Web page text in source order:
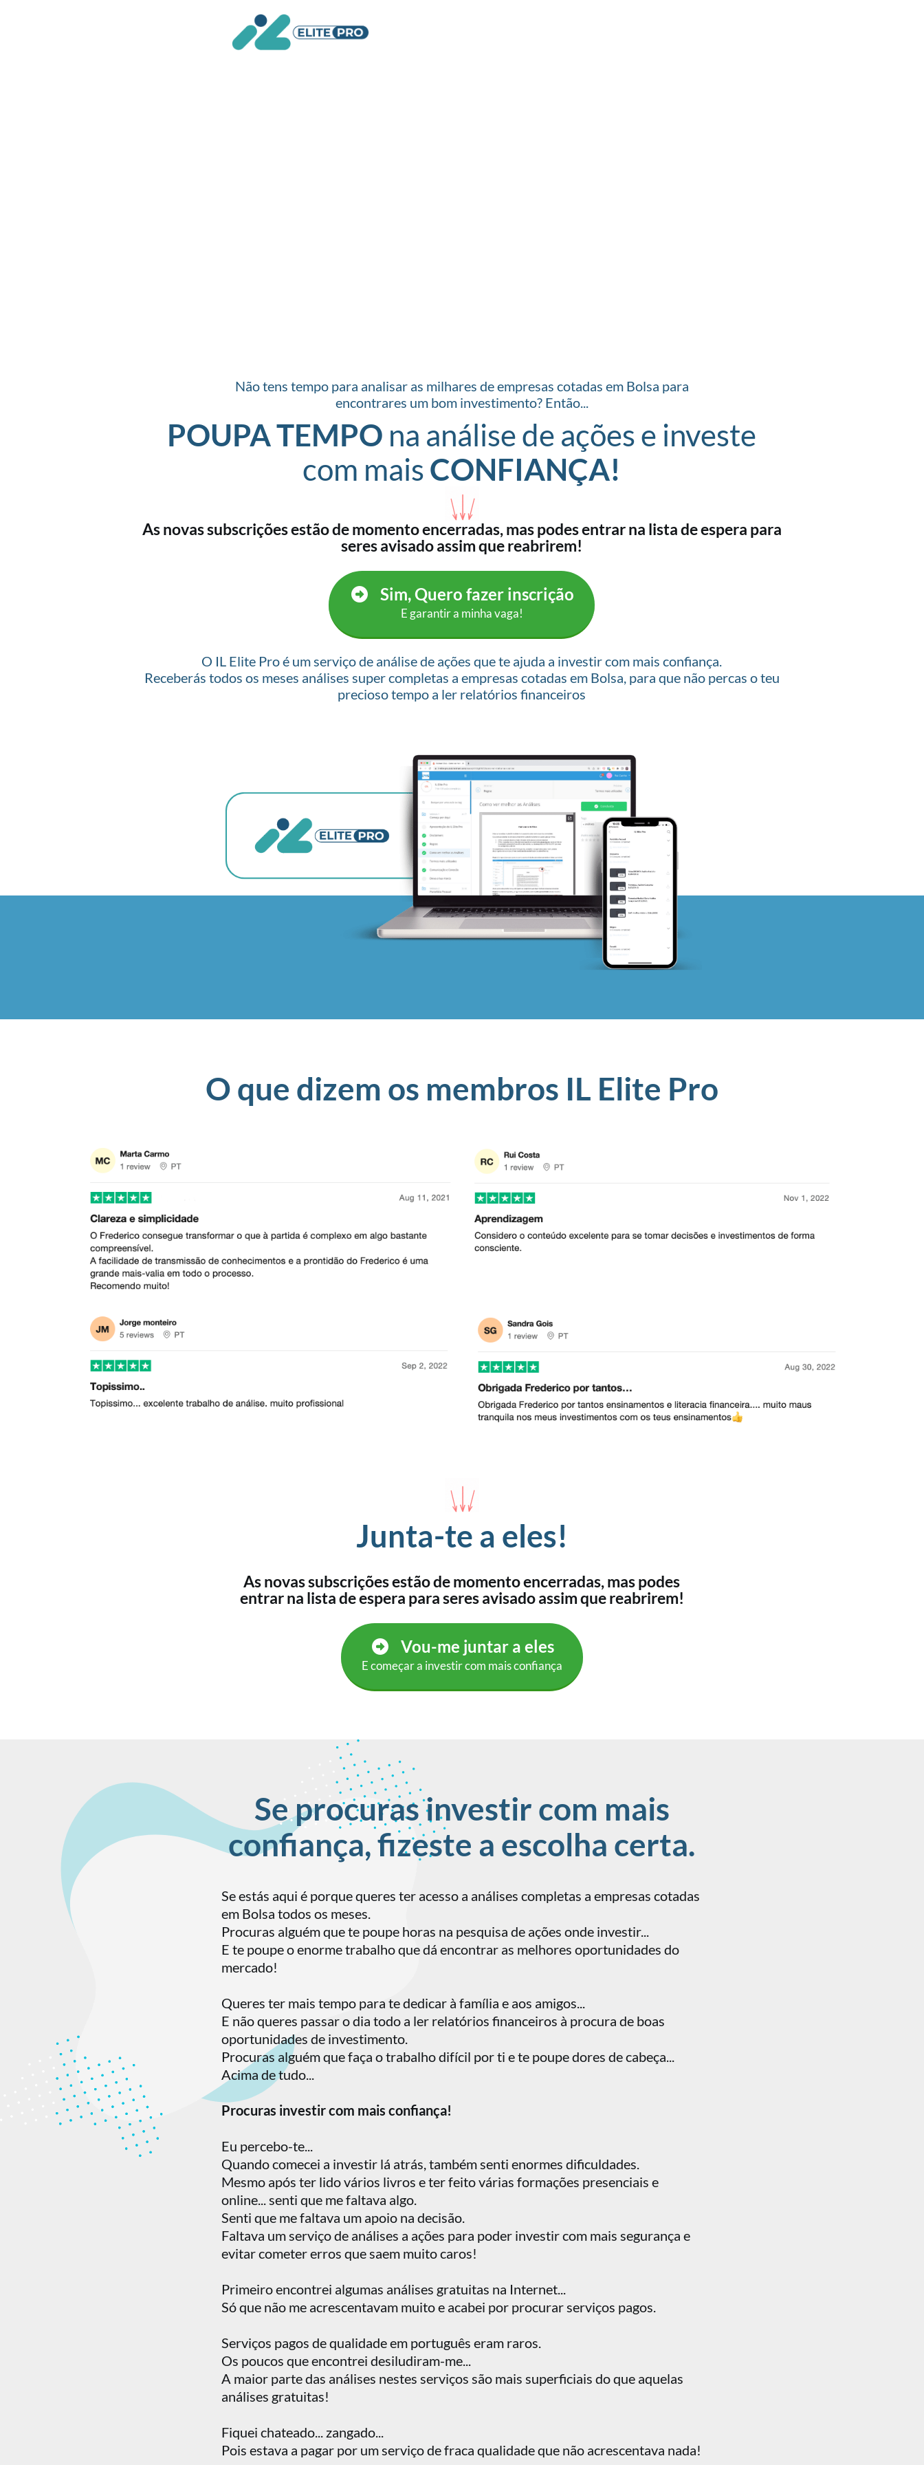
Não tens tempo para analisar as milhares de empresas cotadas em Bolsa para
encontrares um bom investimento? Então...
POUPA TEMPO na análise de ações e investe
com maisCONFIANÇA!
As novas subscrições estão de momento encerradas, mas podes entrar na lista de espera para
seres avisado assim que reabrirem!
Sim, Quero fazer inscrição
E garantir a minha vaga!
O IL Elite Pro é um serviço de análise de ações que te ajuda a investir com mais confiança.
Receberás todos os meses análises super completas a empresas cotadas em Bolsa, para que não percas o teu
precioso tempo a ler relatórios financeiros
O que dizem os membros IL Elite Pro
Junta-te a eles!
As novas subscrições estão de momento encerradas, mas podes
entrar na lista de espera para seres avisado assim que reabrirem!
Vou-me juntar a eles
E começar a investir com mais confiança
Se procuras investir com mais
confiança, fizeste a escolha certa.
Se estás aqui é porque queres ter acesso a análises completas a empresas cotadas
em Bolsa todos os meses.
Procuras alguém que te poupe horas na pesquisa de ações onde investir...
E te poupe o enorme trabalho que dá encontrar as melhores oportunidades do
mercado!
Queres ter mais tempo para te dedicar à família e aos amigos...
E não queres passar o dia todo a ler relatórios financeiros à procura de boas
oportunidades de investimento.
Procuras alguém que faça o trabalho difícil por ti e te poupe dores de cabeça...
Acima de tudo...
Procuras investir com mais confiança!
Eu percebo-te...
Quando comecei a investir lá atrás, também senti enormes dificuldades.
Mesmo após ter lido vários livros e ter feito várias formações presenciais e
online... senti que me faltava algo.
Senti que me faltava um apoio na decisão.
Faltava um serviço de análises a ações para poder investir com mais segurança e
evitar cometer erros que saem muito caros!
Primeiro encontrei algumas análises gratuitas na Internet...
Só que não me acrescentavam muito e acabei por procurar serviços pagos.
Serviços pagos de qualidade em português eram raros.
Os poucos que encontrei desiludiram-me...
A maior parte das análises nestes serviços são mais superficiais do que aquelas
análises gratuitas!
Fiquei chateado... zangado...
Pois estava a pagar por um serviço de fraca qualidade que não acrescentava nada!